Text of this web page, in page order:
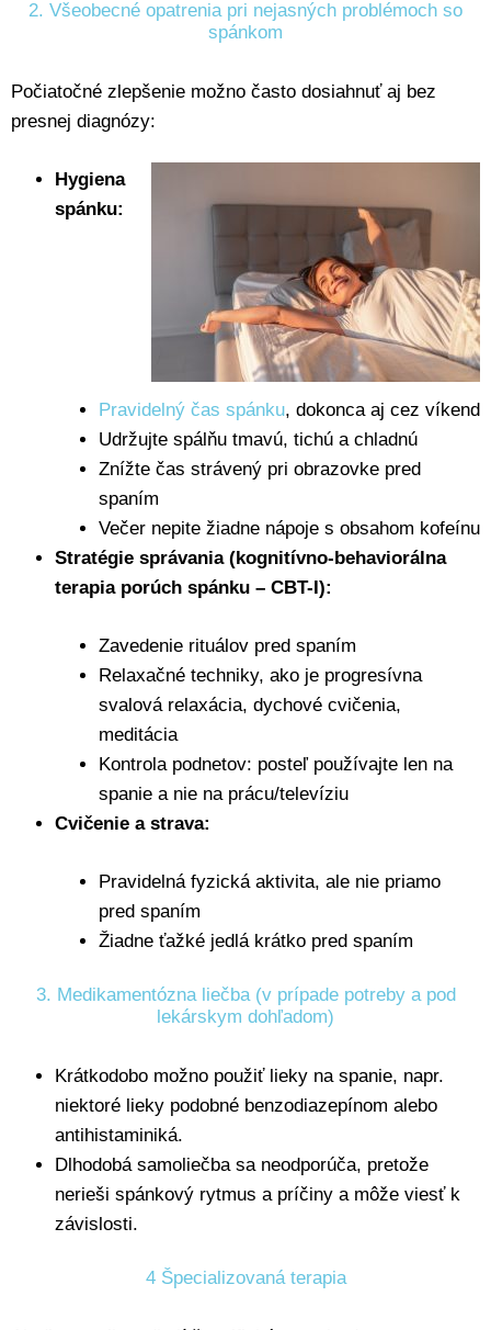
2. Všeobecné opatrenia pri nejasných problémoch so
spánkom
Počiatočné zlepšenie možno často dosiahnuť aj bez
presnej diagnózy:
Hygiena
spánku:
Pravidelný čas spánku, dokonca aj cez víkend
Udržujte spálňu tmavú, tichú a chladnú
Znížte čas strávený pri obrazovke pred
spaním
Večer nepite žiadne nápoje s obsahom kofeínu
Stratégie správania (kognitívno-behaviorálna
terapia porúch spánku – CBT-I):
Zavedenie rituálov pred spaním
Relaxačné techniky, ako je progresívna
svalová relaxácia, dychové cvičenia,
meditácia
Kontrola podnetov: posteľ používajte len na
spanie a nie na prácu/televíziu
Cvičenie a strava:
Pravidelná fyzická aktivita, ale nie priamo
pred spaním
Žiadne ťažké jedlá krátko pred spaním
3. Medikamentózna liečba (v prípade potreby a pod
lekárskym dohľadom)
Krátkodobo možno použiť lieky na spanie, napr.
niektoré lieky podobné benzodiazepínom alebo
antihistaminiká.
Dlhodobá samoliečba sa neodporúča, pretože
nerieši spánkový rytmus a príčiny a môže viesť k
závislosti.
4 Špecializovaná terapia